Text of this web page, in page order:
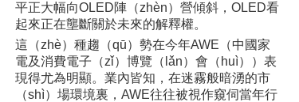
平正大幅向OLED陣（zhèn）營傾斜，OLED看
起來正在壟斷關於未來的解釋權。
這（zhè）種趨（qū）勢在今年AWE（中國家
電及消費電子（zǐ）博覽（lǎn）會（huì））表
現得尤為明顯。業內皆知，在迷霧般暗湧的市
（shì）場環境裏，AWE往往被視作窺伺當年行